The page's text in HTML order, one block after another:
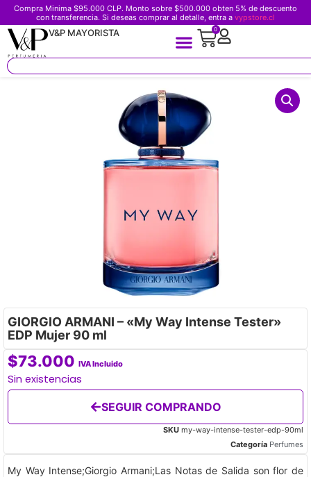
Compra Minima $95.000 CLP. Monto sobre $500.000 obten 5% de descuento
con transferencia. Si deseas comprar al detalle, entra a vypstore.cl
V&P MAYORISTA 0
GIORGIO ARMANI – «My Way Intense Tester»
EDP Mujer 90 ml
$73.000 IVA Incluido
Sin existencias
SEGUIR COMPRANDO
SKU my-way-intense-tester-edp-90ml
Categoría Perfumes
My Way Intense;Giorgio Armani;Las Notas de Salida son flor de